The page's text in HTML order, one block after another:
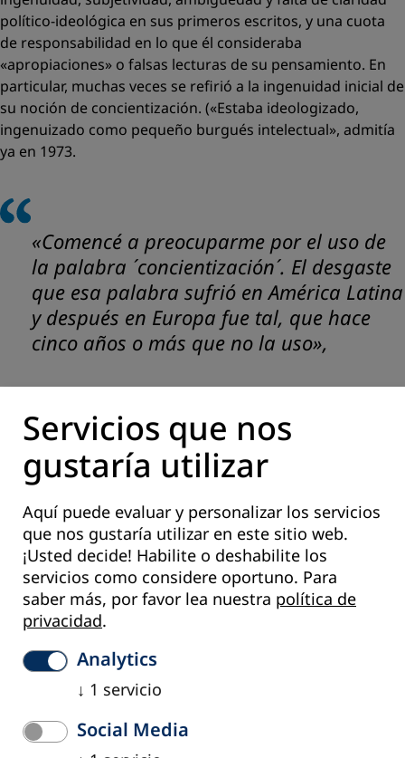
político-ideológica en sus primeros escritos, y una cuota
de responsabilidad en lo que él consideraba
«apropiaciones» o falsas lecturas de su pensamiento. En
particular, muchas veces se refirió a la ingenuidad inicial de
su noción de concientización. («Estaba ideologizado,
ingenuizado como pequeño burgués intelectual», admitía
ya en 1973.
«Comencé a preocuparme por el uso de
la palabra ´concientización´. El desgaste
que esa palabra sufrió en América Latina
y después en Europa fue tal, que hace
cinco años o más que no la uso»,
decía en 1974.
«La lectura menos ingenua del mundo no
significa todavía el compromiso con la
lucha por su transformación, mucho
menos la transformación misma, como
parece pretender el pensamiento
idealista
«Educación para la Paz»,en parís).
Servicios que nos
gustaría utilizar
Aquí puede evaluar y personalizar los servicios
que nos gustaría utilizar en este sitio web.
¡Usted decide! Habilite o deshabilite los
servicios como considere oportuno. Para
saber más, por favor lea nuestra política de
privacidad.
Analytics
↓ 1 servicio
Social Media